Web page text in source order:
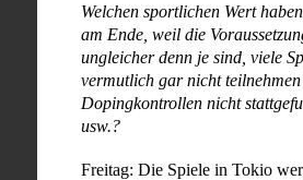
Welchen sportlichen Wert
am Ende, weil die
ungleicher denn je sind, viele
vermutlich gar nicht teilnehmen
Dopingkontrollen nicht
usw.?
Freitag: Die Spiele in Tokio